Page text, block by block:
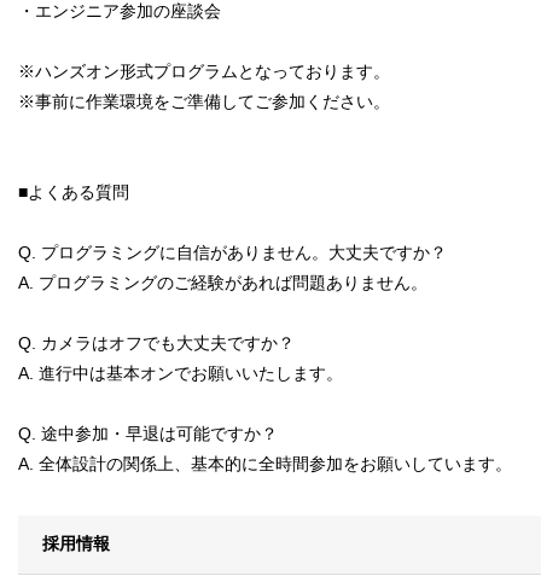
・エンジニア参加の座談会
※ハンズオン形式プログラムとなっております。
※事前に作業環境をご準備してご参加ください。
■よくある質問
Q. プログラミングに自信がありません。大丈夫ですか？
A. プログラミングのご経験があれば問題ありません。
Q. カメラはオフでも大丈夫ですか？
A. 進行中は基本オンでお願いいたします。
Q. 途中参加・早退は可能ですか？
A. 全体設計の関係上、基本的に全時間参加をお願いしています。
採用情報